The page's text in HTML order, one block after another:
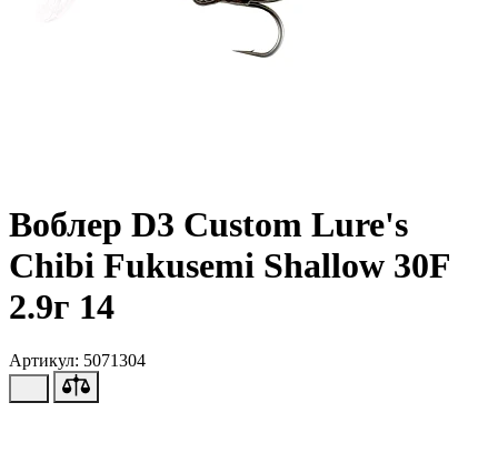
Воблер D3 Custom Lure's
Chibi Fukusemi Shallow 30F
2.9г 14
Артикул: 5071304